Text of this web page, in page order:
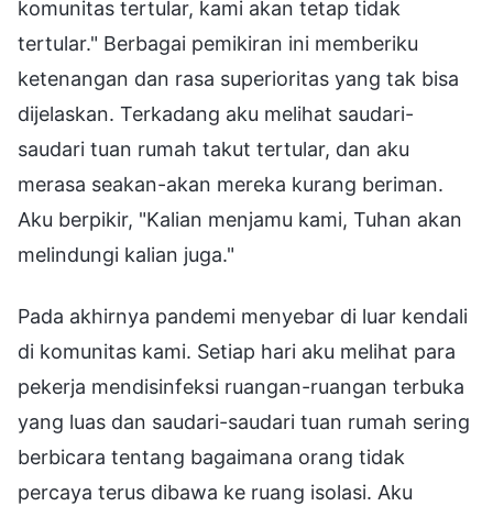
komunitas tertular, kami akan tetap tidak
tertular." Berbagai pemikiran ini memberiku
ketenangan dan rasa superioritas yang tak bisa
dijelaskan. Terkadang aku melihat saudari-
saudari tuan rumah takut tertular, dan aku
merasa seakan-akan mereka kurang beriman.
Aku berpikir, "Kalian menjamu kami, Tuhan akan
melindungi kalian juga."
Pada akhirnya pandemi menyebar di luar kendali
di komunitas kami. Setiap hari aku melihat para
pekerja mendisinfeksi ruangan-ruangan terbuka
yang luas dan saudari-saudari tuan rumah sering
berbicara tentang bagaimana orang tidak
percaya terus dibawa ke ruang isolasi. Aku